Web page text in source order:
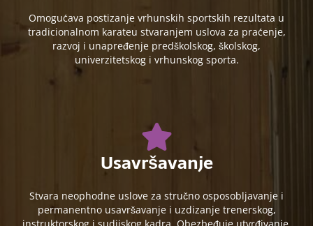
Omogućava postizanje vrhunskih sportskih rezultata u
tradicionalnom karateu stvaranjem uslova za praćenje,
razvoj i unapređenje predškolskog, školskog,
univerzitetskog i vrhunskog sporta.
Usavršavanje
Stvara neophodne uslove za stručno osposobljavanje i
permanentno usavršavanje i uzdizanje trenerskog,